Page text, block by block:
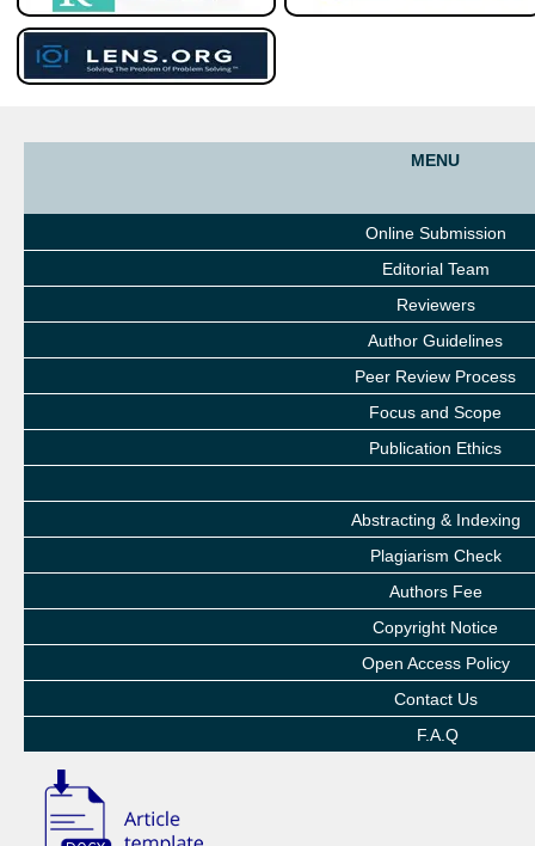
MENU
Online Submission
Editorial Team
Reviewers
Author Guidelines
Peer Review Process
Focus and Scope
Publication Ethics
Abstracting & Indexing
Plagiarism Check
Authors Fee
Copyright Notice
Open Access Policy
Contact Us
F.A.Q